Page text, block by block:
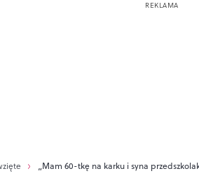
„Mam 60-tkę na karku i syna